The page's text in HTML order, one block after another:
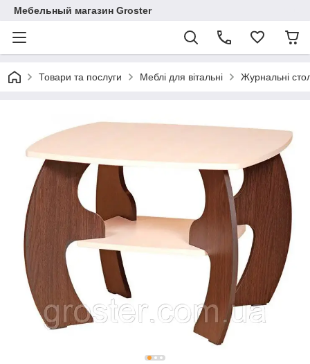
Мебельный магазин Groster
Товари та послуги Меблі для вітальні Журнальні